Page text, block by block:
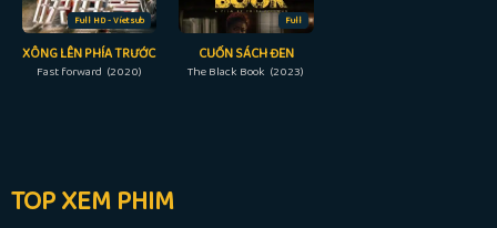
Full HD - Vietsub
XÔNG LÊN PHÍA TRƯỚC
Fast forward (2020)
Full
CUỐN SÁCH ĐEN
The Black Book (2023)
TOP XEM PHIM